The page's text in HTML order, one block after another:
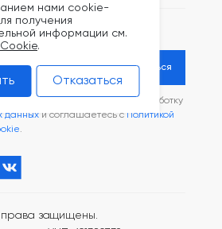
Подписаться
вы даете согласие на обработку
данных и соглашаетесь с Политикой
.
защищены.
нами cookie-
получения
информации см.
.
Отказаться